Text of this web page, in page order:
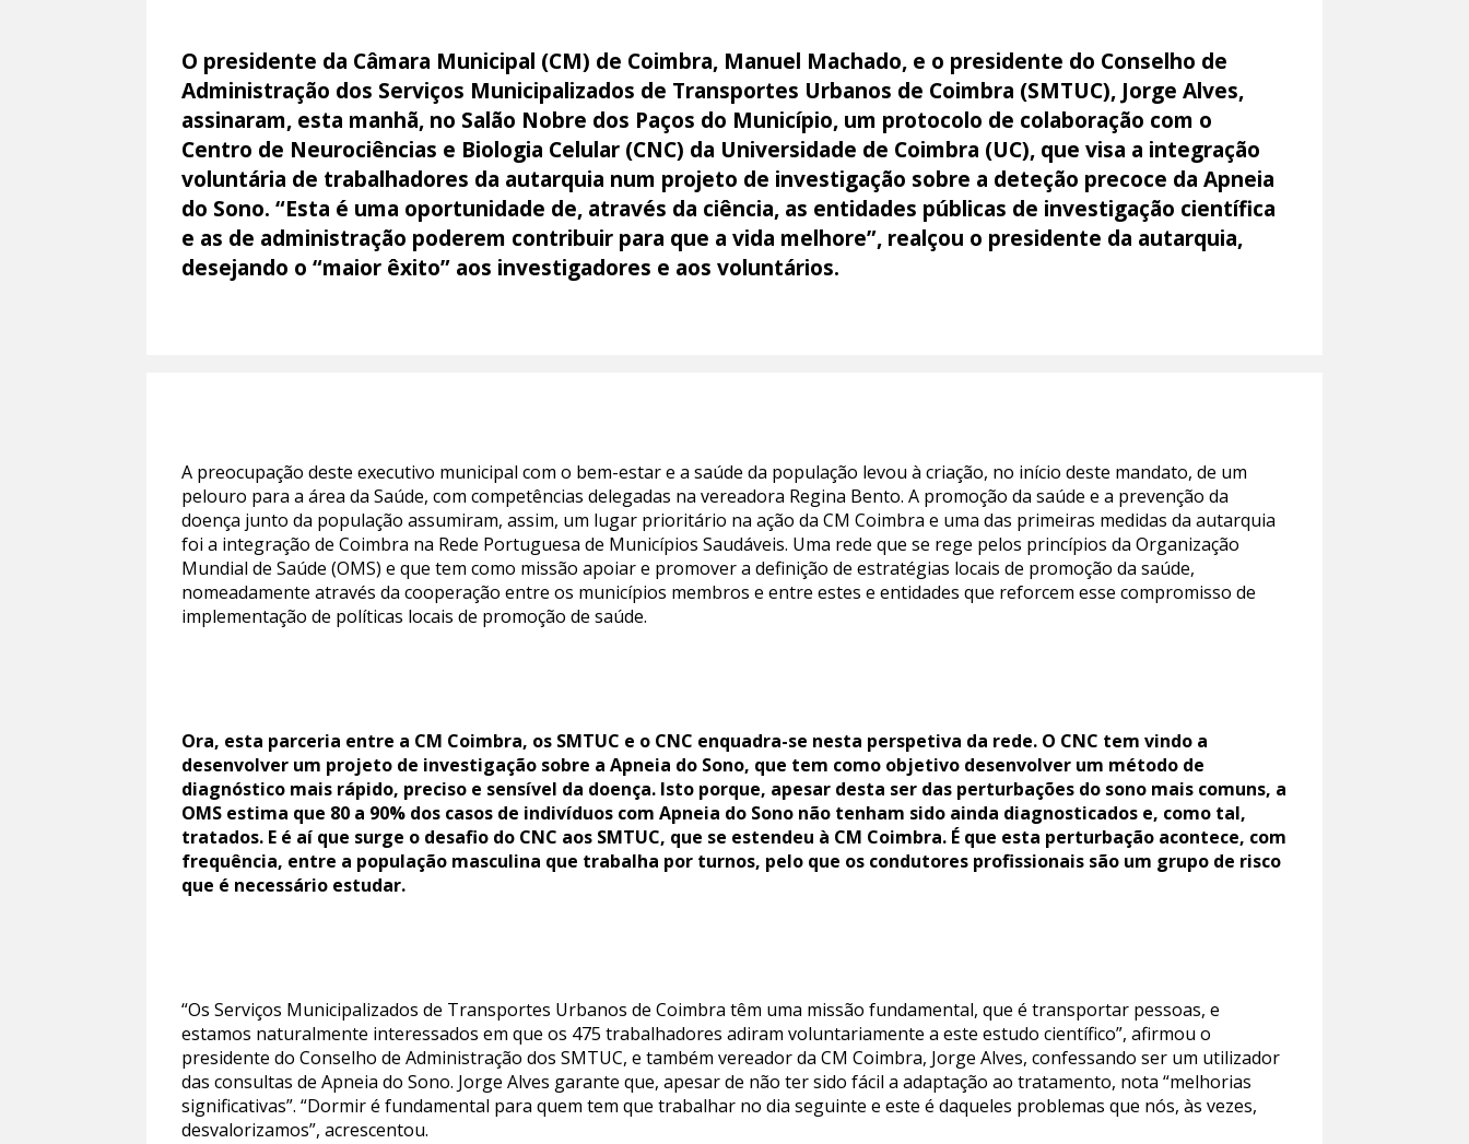
O presidente da Câmara Municipal (CM) de Coimbra, Manuel Machado, e o presidente do Conselho de
Administração dos Serviços Municipalizados de Transportes Urbanos de Coimbra (SMTUC), Jorge Alves,
assinaram, esta manhã, no Salão Nobre dos Paços do Município, um protocolo de colaboração com o
Centro de Neurociências e Biologia Celular (CNC) da Universidade de Coimbra (UC), que visa a integração
voluntária de trabalhadores da autarquia num projeto de investigação sobre a deteção precoce da Apneia
do Sono. “Esta é uma oportunidade de, através da ciência, as entidades públicas de investigação científica
e as de administração poderem contribuir para que a vida melhore”, realçou o presidente da autarquia,
desejando o “maior êxito” aos investigadores e aos voluntários.
A preocupação deste executivo municipal com o bem-estar e a saúde da população levou à criação, no início deste mandato, de um
pelouro para a área da Saúde, com competências delegadas na vereadora Regina Bento. A promoção da saúde e a prevenção da
doença junto da população assumiram, assim, um lugar prioritário na ação da CM Coimbra e uma das primeiras medidas da autarquia
foi a integração de Coimbra na Rede Portuguesa de Municípios Saudáveis. Uma rede que se rege pelos princípios da Organização
Mundial de Saúde (OMS) e que tem como missão apoiar e promover a definição de estratégias locais de promoção da saúde,
nomeadamente através da cooperação entre os municípios membros e entre estes e entidades que reforcem esse compromisso de
implementação de políticas locais de promoção de saúde.
Ora, esta parceria entre a CM Coimbra, os SMTUC e o CNC enquadra-se nesta perspetiva da rede. O CNC tem vindo a
desenvolver um projeto de investigação sobre a Apneia do Sono, que tem como objetivo desenvolver um método de
diagnóstico mais rápido, preciso e sensível da doença. Isto porque, apesar desta ser das perturbações do sono mais comuns, a
OMS estima que 80 a 90% dos casos de indivíduos com Apneia do Sono não tenham sido ainda diagnosticados e, como tal,
tratados. E é aí que surge o desafio do CNC aos SMTUC, que se estendeu à CM Coimbra. É que esta perturbação acontece, com
frequência, entre a população masculina que trabalha por turnos, pelo que os condutores profissionais são um grupo de risco
que é necessário estudar.
“Os Serviços Municipalizados de Transportes Urbanos de Coimbra têm uma missão fundamental, que é transportar pessoas, e
estamos naturalmente interessados em que os 475 trabalhadores adiram voluntariamente a este estudo científico”, afirmou o
presidente do Conselho de Administração dos SMTUC, e também vereador da CM Coimbra, Jorge Alves, confessando ser um utilizador
das consultas de Apneia do Sono. Jorge Alves garante que, apesar de não ter sido fácil a adaptação ao tratamento, nota “melhorias
significativas”. “Dormir é fundamental para quem tem que trabalhar no dia seguinte e este é daqueles problemas que nós, às vezes,
desvalorizamos”, acrescentou.